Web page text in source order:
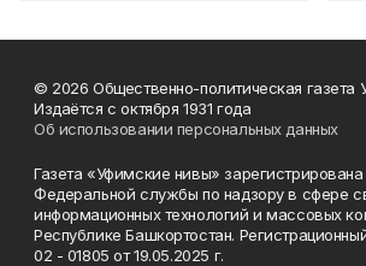
© 2026 Общественно-политическая газета
Издаётся с октября 1931 года
Об использовании персональных данных
Газета «Уфимские нивы»
Федеральной службы по надзору в сфере
информационных технологий и массовых
Республике Башкортостан.
02 - 01805 от 19.05.2025 г.